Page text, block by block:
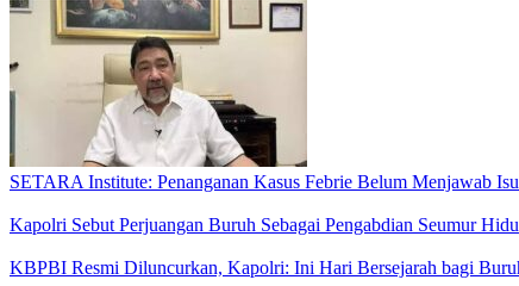
SETARA Institute: Penanganan Kasus Febrie Belum Menjawab
Kapolri Sebut Perjuangan Buruh Sebagai Pengabdian Seumur
KBPBI Resmi Diluncurkan, Kapolri: Ini Hari Bersejarah bagi